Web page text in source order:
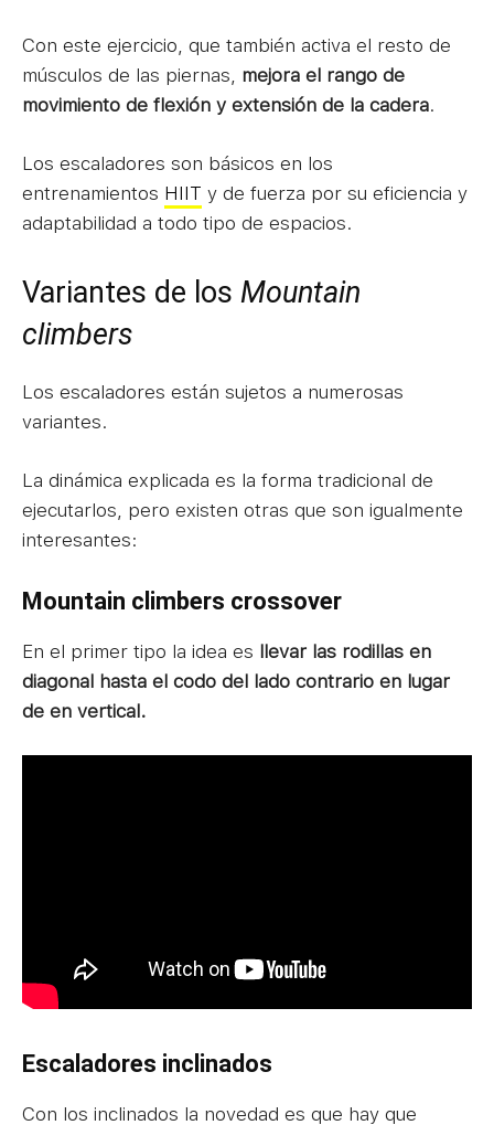
Con este ejercicio, que también activa el resto de
músculos de las piernas, mejora el rango de
movimiento de flexión y extensión de la cadera.
Los escaladores son básicos en los
entrenamientos HIIT y de fuerza por su eficiencia y
adaptabilidad a todo tipo de espacios.
Variantes de los Mountain
climbers
Los escaladores están sujetos a numerosas
variantes.
La dinámica explicada es la forma tradicional de
ejecutarlos, pero existen otras que son igualmente
interesantes:
Mountain climbers crossover
En el primer tipo la idea es llevar las rodillas en
diagonal hasta el codo del lado contrario en lugar
de en vertical.
Escaladores inclinados
Con los inclinados la novedad es que hay que